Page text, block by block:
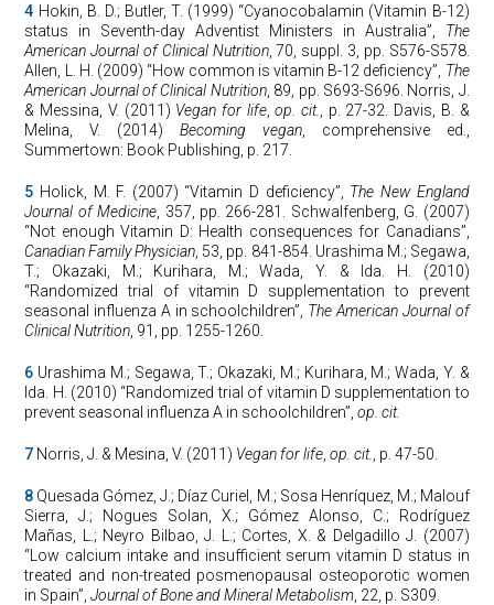
4 Hokin, B. D.; Butler, T. (1999) “Cyanocobalamin (Vitamin B-12)
status in Seventh-day Adventist Ministers in Australia”, The
American Journal of Clinical Nutrition, 70, suppl. 3, pp. S576-S578.
Allen, L. H. (2009) “How common is vitamin B-12 deficiency”, The
American Journal of Clinical Nutrition, 89, pp. S693-S696. Norris, J.
& Messina, V. (2011) Vegan for life,op. cit.
, p. 27-32. Davis, B. &
Melina, V. (2014) Becoming vegan, comprehensive ed.,
Summertown: Book Publishing, p. 217.
5 Holick, M. F. (2007) “Vitamin D deficiency”, The New England
Journal of Medicine , 357, pp. 266-281. Schwalfenberg, G. (2007)
“Not enough Vitamin D: Health consequences for Canadians”,
Canadian Family Physician , 53, pp. 841-854. Urashima M.; Segawa,
T.; Okazaki, M.; Kurihara, M.; Wada, Y. & Ida. H. (2010)
“Randomized trial of vitamin D supplementation to prevent
seasonal influenza A in schoolchildren”, The American Journal of
Clinical Nutrition , 91, pp. 1255-1260.
6 Urashima M.; Segawa, T.; Okazaki, M.; Kurihara, M.; Wada, Y. &
Ida. H. (2010) “Randomized trial of vitamin D supplementation to
prevent seasonal influenza A in schoolchildren”,op. cit.
7 Norris, J. & Mesina, V. (2011) Vegan for life ,op. cit. , p. 47-50.
8 Quesada Gómez, J.; Díaz Curiel, M.; Sosa Henríquez, M.; Malouf
Sierra, J.; Nogues Solan, X.; Gómez Alonso, C.; Rodríguez
Mañas, L.; Neyro Bilbao, J. L.; Cortes, X. & Delgadillo J. (2007)
“Low calcium intake and insufficient serum vitamin D status in
treated and non-treated posmenopausal osteoporotic women
in Spain”,Journal of Bone and Mineral Metabolism , 22, p. S309.